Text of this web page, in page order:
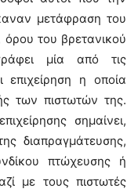
μετάφραση του
του βρετανικού
μία από τις
επιχείρηση η οποία
των πιστωτών της.
σημαίνει,
διαπραγμάτευσης,
πτώχευσης ή
με τους πιστωτές